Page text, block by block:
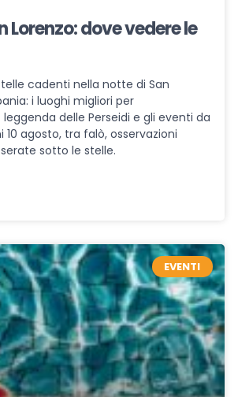
Lorenzo: dove vedere le
cadenti nella notte di San
i luoghi migliori per
leggenda delle Perseidi e gli eventi da
agosto, tra falò, osservazioni
sotto le stelle.
EVENTI